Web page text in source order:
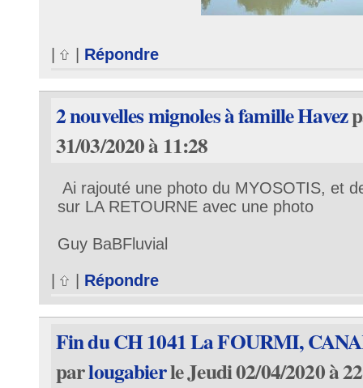
| | Répondre
2 nouvelles mignoles à famille Havez
31/03/2020 à 11:28
Ai rajouté une photo du MYOSOTIS, et
sur LA RETOURNE avec une photo
Guy BaBFluvial
Répondre
Fin du CH 1041 La FOURMI,
parlougabierle Jeudi 02/04/2020 à